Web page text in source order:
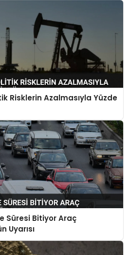
Risklerin Azalmasıyla Yüzde
Süresi Bitiyor Araç
Uyarısı